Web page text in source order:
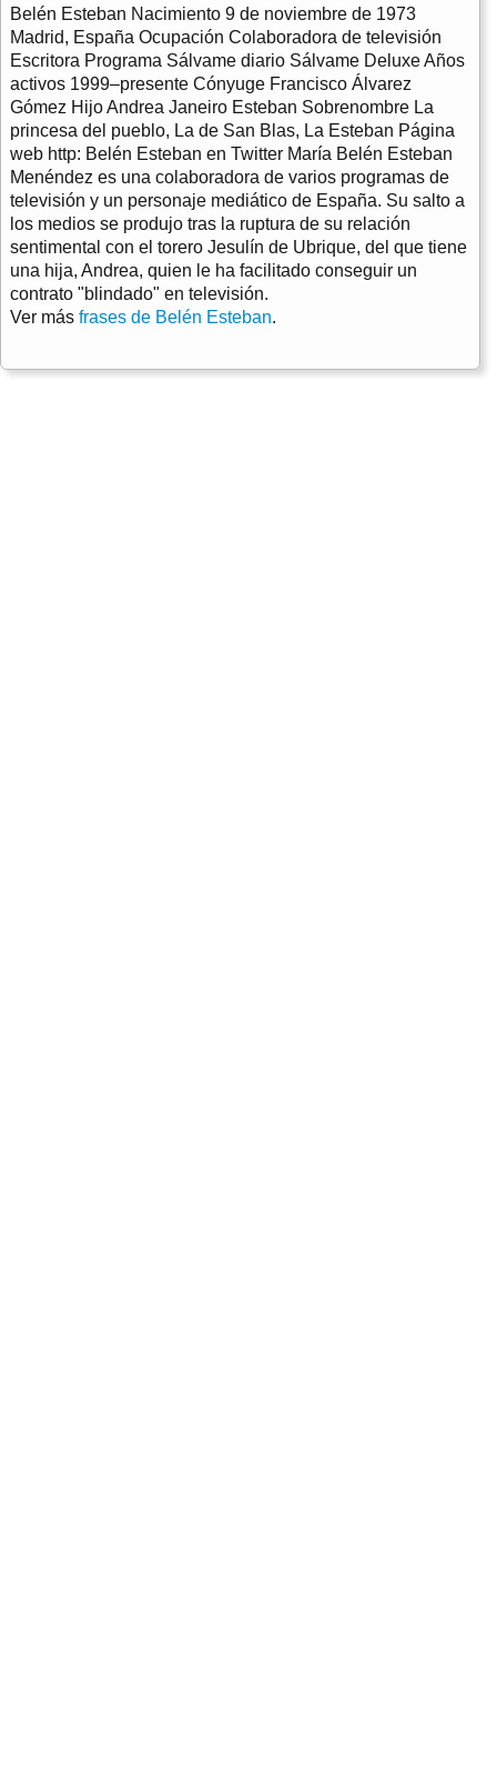
Belén Esteban Nacimiento 9 de noviembre de 1973
Madrid, España Ocupación Colaboradora de televisión
Escritora Programa Sálvame diario Sálvame Deluxe Años
activos 1999–presente Cónyuge Francisco Álvarez
Gómez Hijo Andrea Janeiro Esteban Sobrenombre La
princesa del pueblo, La de San Blas, La Esteban Página
web http: Belén Esteban en Twitter María Belén Esteban
Menéndez es una colaboradora de varios programas de
televisión y un personaje mediático de España. Su salto a
los medios se produjo tras la ruptura de su relación
sentimental con el torero Jesulín de Ubrique, del que tiene
una hija, Andrea, quien le ha facilitado conseguir un
contrato "blindado" en televisión.
Ver más frases de Belén Esteban.